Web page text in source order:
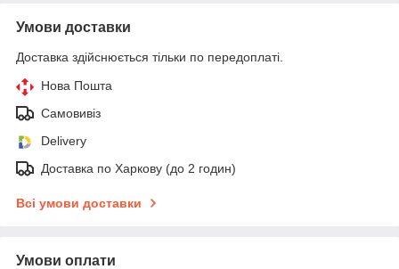
Умови доставки
Доставка здійснюється тільки по передоплаті.
Нова Пошта
Самовивіз
Delivery
Доставка по Харкову (до 2 годин)
Всі умови доставки
Умови оплати